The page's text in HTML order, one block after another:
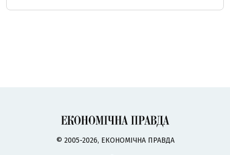
© 2005-2026, ЕКОНОМІЧНА ПРАВДА